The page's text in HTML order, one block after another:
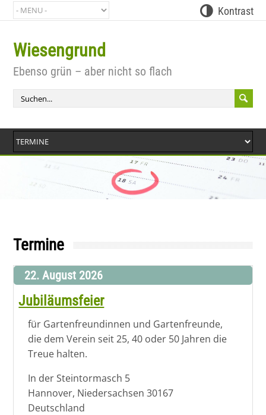
Kontrast
Wiesengrund
Ebenso grün – aber nicht so flach
Termine
22. August 2026
Jubiläumsfeier
für Gartenfreundinnen und Gartenfreunde,
die dem Verein seit 25, 40 oder 50 Jahren die
Treue halten.
In der Steintormasch 5
Hannover, Niedersachsen 30167
Deutschland